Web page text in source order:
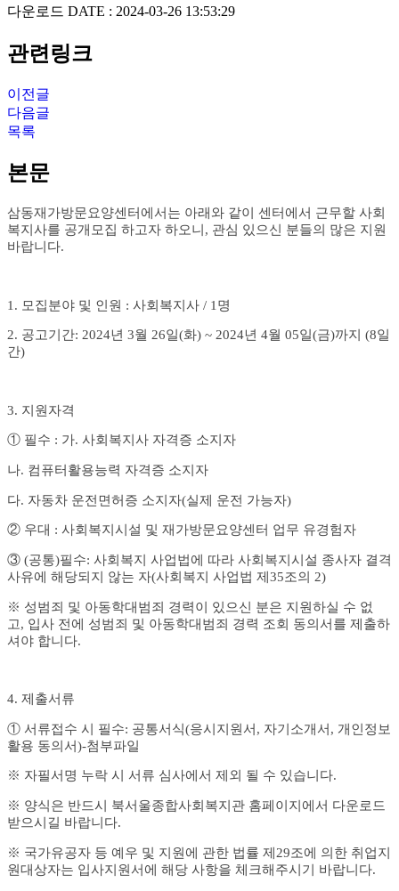
다운로드 DATE : 2024-03-26 13:53:29
관련링크
이전글
다음글
목록
본문
삼동재가방문요양센터에서는 아래와 같이 센터에서 근무할 사회
복지사를 공개모집 하고자 하오니 , 관심 있으신 분들의 많은 지원
바랍니다.
1. 모집분야 및 인원 : 사회복지사 / 1 명
2. 공고기간: 2024년 3월 26일(화) ~ 2024년 4월 05일(금)까지 (8일
간)
3. 지원자격
① 필수 : 가. 사회복지사 자격증 소지자
나. 컴퓨터활용능력 자격증 소지자
다. 자동차 운전면허증 소지자(실제 운전 가능자)
② 우대 : 사회복지시설 및 재가방문요양센터 업무 유경험자
③ (공통)필수: 사회복지 사업법에 따라 사회복지시설 종사자 결격
사유에 해당되지 않는 자(사회복지 사업법 제 35조의 2)
※ 성범죄 및 아동학대범죄 경력이 있으신 분은 지원하실 수 없
고, 입사 전에 성범죄 및 아동학대범죄 경력 조회 동의서를 제출하
셔야 합니다.
4. 제출서류
① 서류접수 시 필수: 공통서식(응시지원서, 자기소개서, 개인정보
활용 동의서)-첨부파일
※ 자필서명 누락 시 서류 심사에서 제외 될 수 있습니다.
※ 양식은 반드시 북서울종합사회복지관 홈페이지에서 다운로드
받으시길 바랍니다.
※ 국가유공자 등 예우 및 지원에 관한 법률 제29조에 의한 취업지
원대상자는 입사지원서에 해당 사항을 체크해주시기 바랍니다.